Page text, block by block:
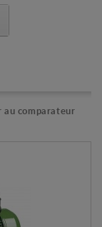
au comparateur